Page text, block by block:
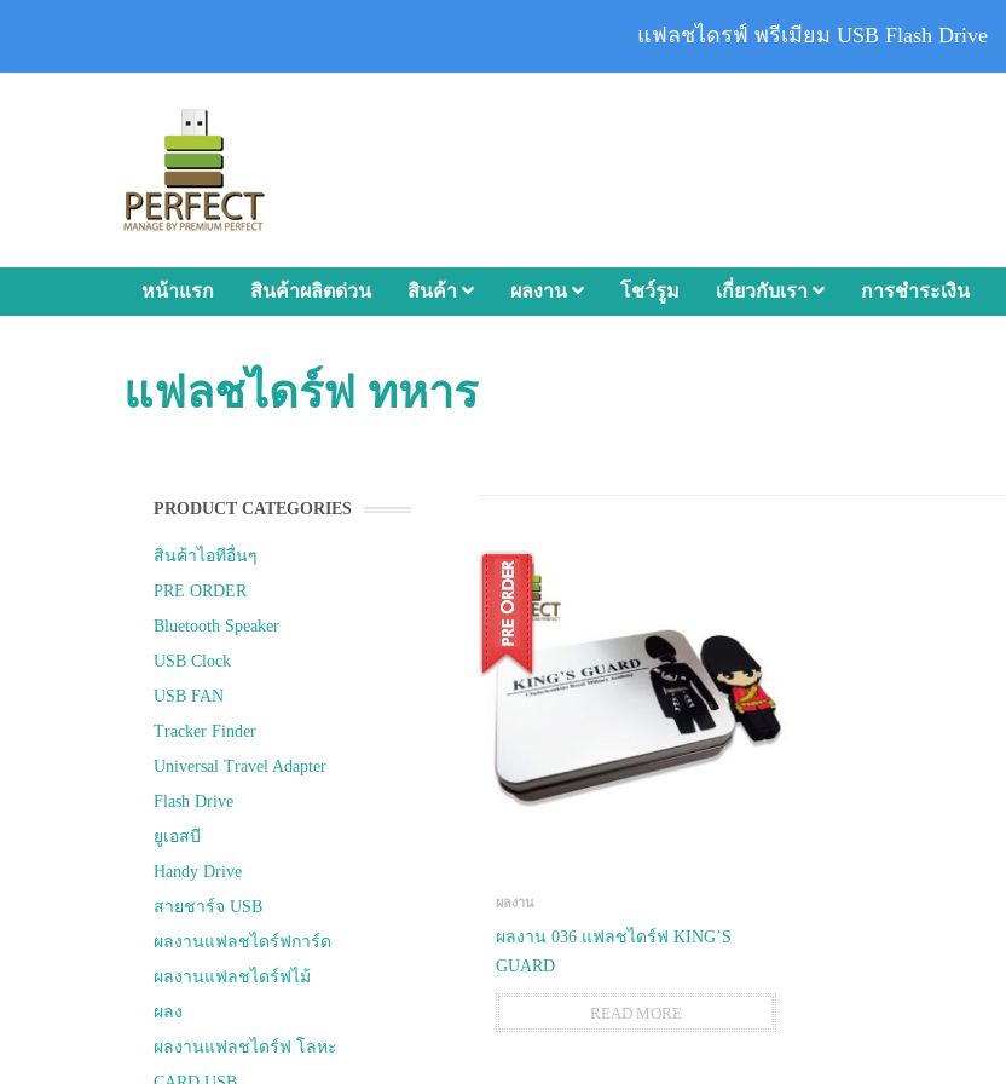
หน้าแรก สินค้าผลิตด่วน สินค้า ผลงาน โชว์รูม เกี่ยวกับเรา การชำระเงิน
แฟลชไดร์ฟ ทหาร
PRODUCT CATEGORIES
สินค้าไอทีอื่นๆ
PRE ORDER
Bluetooth Speaker
USB Clock
USB FAN
Tracker Finder
Universal Travel Adapter
Flash Drive
ยูเอสบี
Handy Drive
สายชาร์จ USB
ผลงานแฟลชไดร์ฟการ์ด
ผลงานแฟลชไดร์ฟไม้
ผลง
ผลงานแฟลชไดร์ฟ โลหะ
ผลงาน
ผลงาน 036 แฟลชไดร์ฟ KING’S
GUARD
READ MORE
แฟลชไดรฟ์ พรีเมียม USB Flash Drive